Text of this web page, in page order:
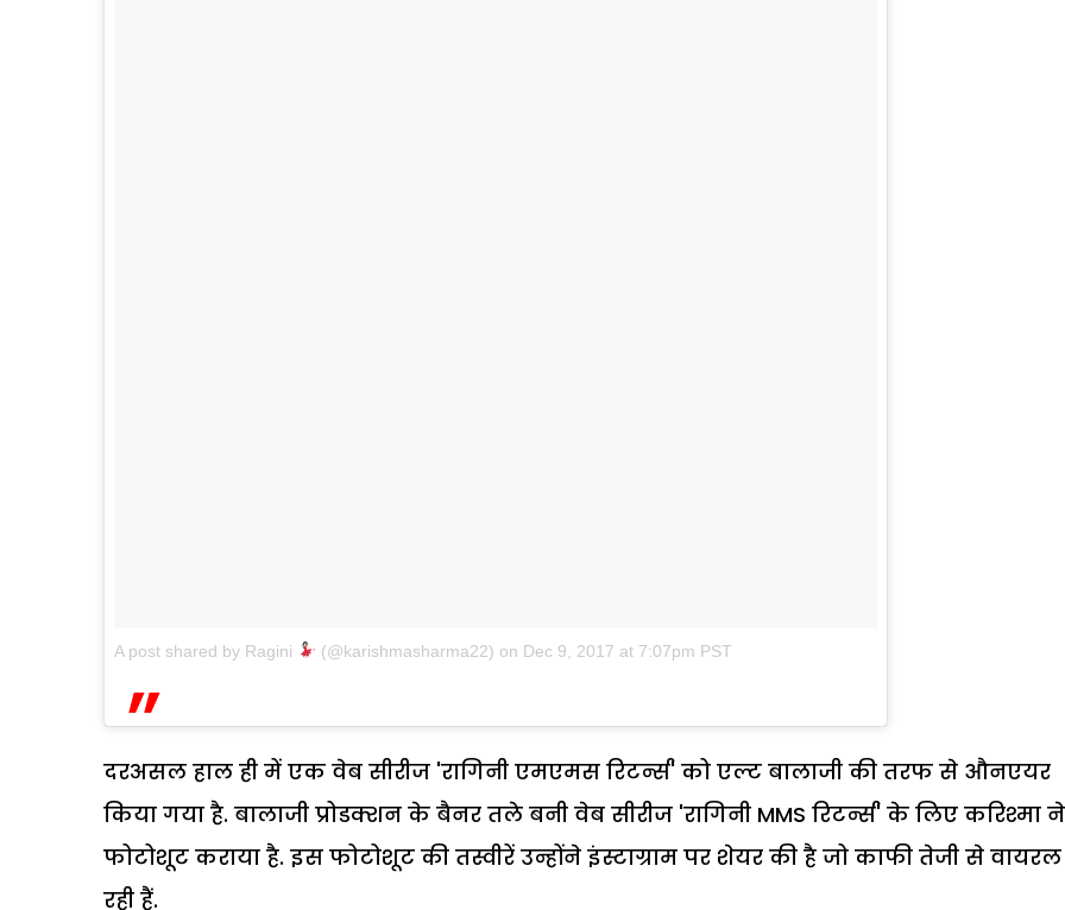
A post shared by Ragini (@karishmasharma22) on Dec 9, 2017 at 7:07pm PST
दरअसल हाल ही में एक वेब सीरीज 'रागिनी एमएमस रिटर्न्स' को एल्ट बालाजी की तरफ से औनएयर
किया गया है. बालाजी प्रोडक्शन के बैनर तले बनी वेब सीरीज 'रागिनी MMS रिटर्न्स' के लिए करिश्मा ने
फोटोशूट कराया है. इस फोटोशूट की तस्वीरें उन्होंने इंस्टाग्राम पर शेयर की है जो काफी तेजी से वायरल
रही हैं.